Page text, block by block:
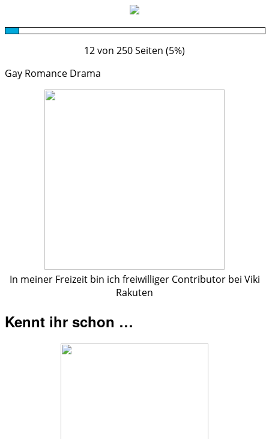
12 von 250 Seiten (5%)
Gay Romance Drama
In meiner Freizeit bin ich freiwilliger Contributor bei Viki
Rakuten
Kennt ihr schon …